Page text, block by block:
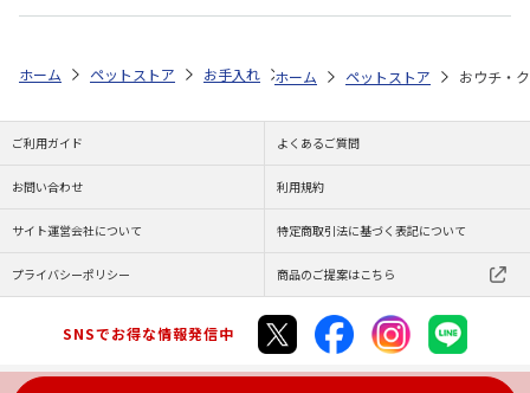
ホーム ペットストア お手入れ シャンプー・トリミング用品（猫用）
ホーム ペットストア おウチ・
ご利用ガイド よくあるご質問
お問い合わせ 利用規約
サイト運営会社について 特定商取引法に基づく表記について
プライバシーポリシー 商品のご提案はこちら
SNSでお得な情報発信中